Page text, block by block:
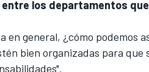
los departamentos
en general, ¿cómo podemos
bien organizadas para que